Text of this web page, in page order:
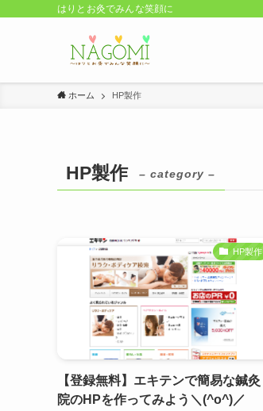
はりとお灸でみんな笑顔に
ホーム HP製作
HP製作 – category –
HP製作
【登録無料】エキテンで簡易な鍼灸
院のHPを作ってみよう＼(^o^)／